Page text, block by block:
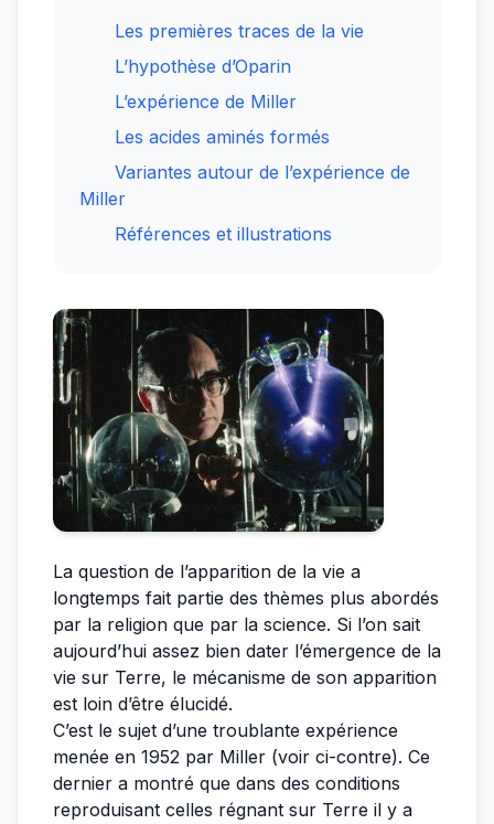
Les premières traces de la vie
L’hypothèse d’Oparin
L’expérience de Miller
Les acides aminés formés
Variantes autour de l’expérience de
Miller
Références et illustrations
La question de l’apparition de la vie a
longtemps fait partie des thèmes plus abordés
par la religion que par la science. Si l’on sait
aujourd’hui assez bien dater l’émergence de la
vie sur Terre, le mécanisme de son apparition
est loin d’être élucidé.
C’est le sujet d’une troublante expérience
menée en 1952 par Miller (voir ci-contre). Ce
dernier a montré que dans des conditions
reproduisant celles régnant sur Terre il y a